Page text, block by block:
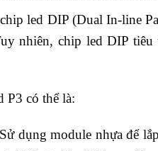
led DIP (Dual In-line
nhiên, chip led DIP
P3 có thể là:
dụng module nhựa để